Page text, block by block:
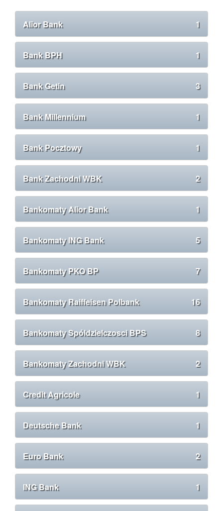
Alior Bank 1
Bank BPH 1
Bank Getin 3
Bank Millennium 1
Bank Pocztowy 1
Bank Zachodni WBK 2
Bankomaty Alior Bank 1
Bankomaty ING Bank 5
Bankomaty PKO BP 7
Bankomaty Raiffeisen Polbank 16
Bankomaty Spóldzielczosci BPS 8
Bankomaty Zachodni WBK 2
Credit Agricole 1
Deutsche Bank 1
Euro Bank 2
ING Bank 1